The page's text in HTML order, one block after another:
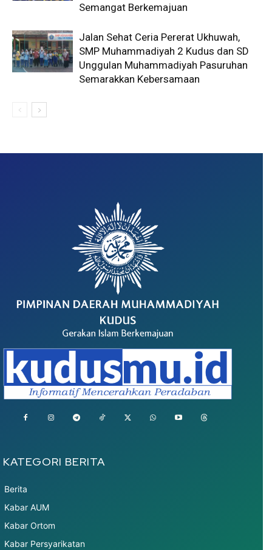
Semangat Berkemajuan
Jalan Sehat Ceria Pererat Ukhuwah,
SMP Muhammadiyah 2 Kudus dan SD
Unggulan Muhammadiyah Pasuruhan
Semarakkan Kebersamaan
KATEGORI BERITA
Berita
Kabar AUM
Kabar Ortom
Kabar Persyarikatan